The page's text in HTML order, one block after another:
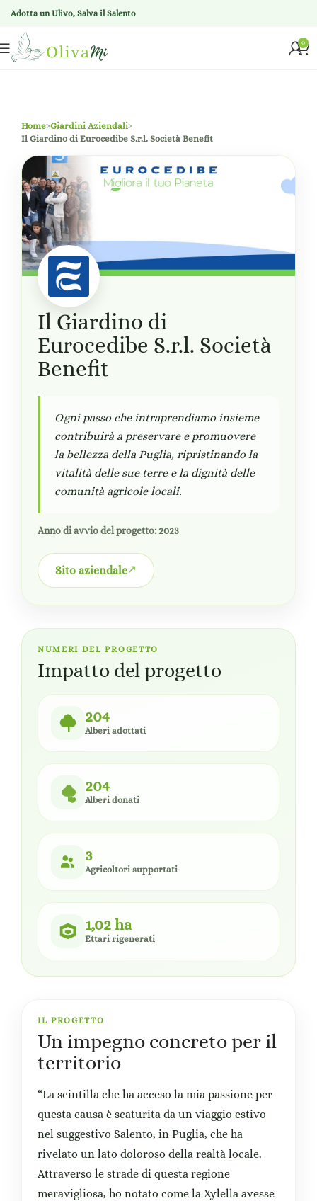
Adotta un Ulivo, Salva il Salento
0
Home›Giardini Aziendali›
Il Giardino di Eurocedibe S.r.l. Società Benefit
Il Giardino di
Eurocedibe S.r.l. Società
Benefit
Ogni passo che intraprendiamo insieme
contribuirà a preservare e promuovere
la bellezza della Puglia, ripristinando la
vitalità delle sue terre e la dignità delle
comunità agricole locali.
Anno di avvio del progetto: 2023
Sito aziendale
NUMERI DEL PROGETTO
Impatto del progetto
204
Alberi adottati
204
Alberi donati
3
Agricoltori supportati
1,02 ha
Ettari rigenerati
IL PROGETTO
Un impegno concreto per il
territorio
“La scintilla che ha acceso la mia passione per
questa causa è scaturita da un viaggio estivo
nel suggestivo Salento, in Puglia, che ha
rivelato un lato doloroso della realtà locale.
Attraverso le strade di questa regione
meravigliosa, ho notato come la Xylella avesse